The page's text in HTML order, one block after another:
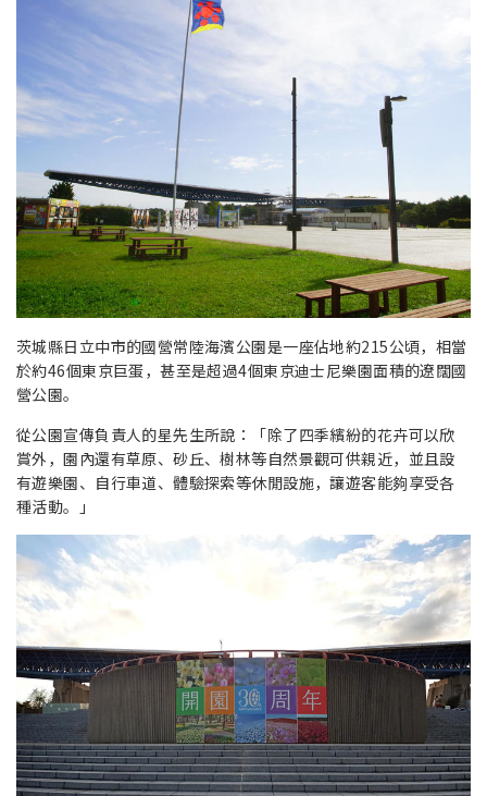
茨城縣日立中市的國營常陸海濱公園是一座佔地約215公頃，相當
於約46個東京巨蛋，甚至是超過4個東京迪士尼樂園面積的遼闊國
營公園。
從公園宣傳負責人的星先生所說：「除了四季繽紛的花卉可以欣
賞外，園內還有草原、砂丘、樹林等自然景觀可供親近，並且設
有遊樂園、自行車道、體驗探索等休閒設施，讓遊客能夠享受各
種活動。」